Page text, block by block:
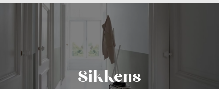
Sikkens